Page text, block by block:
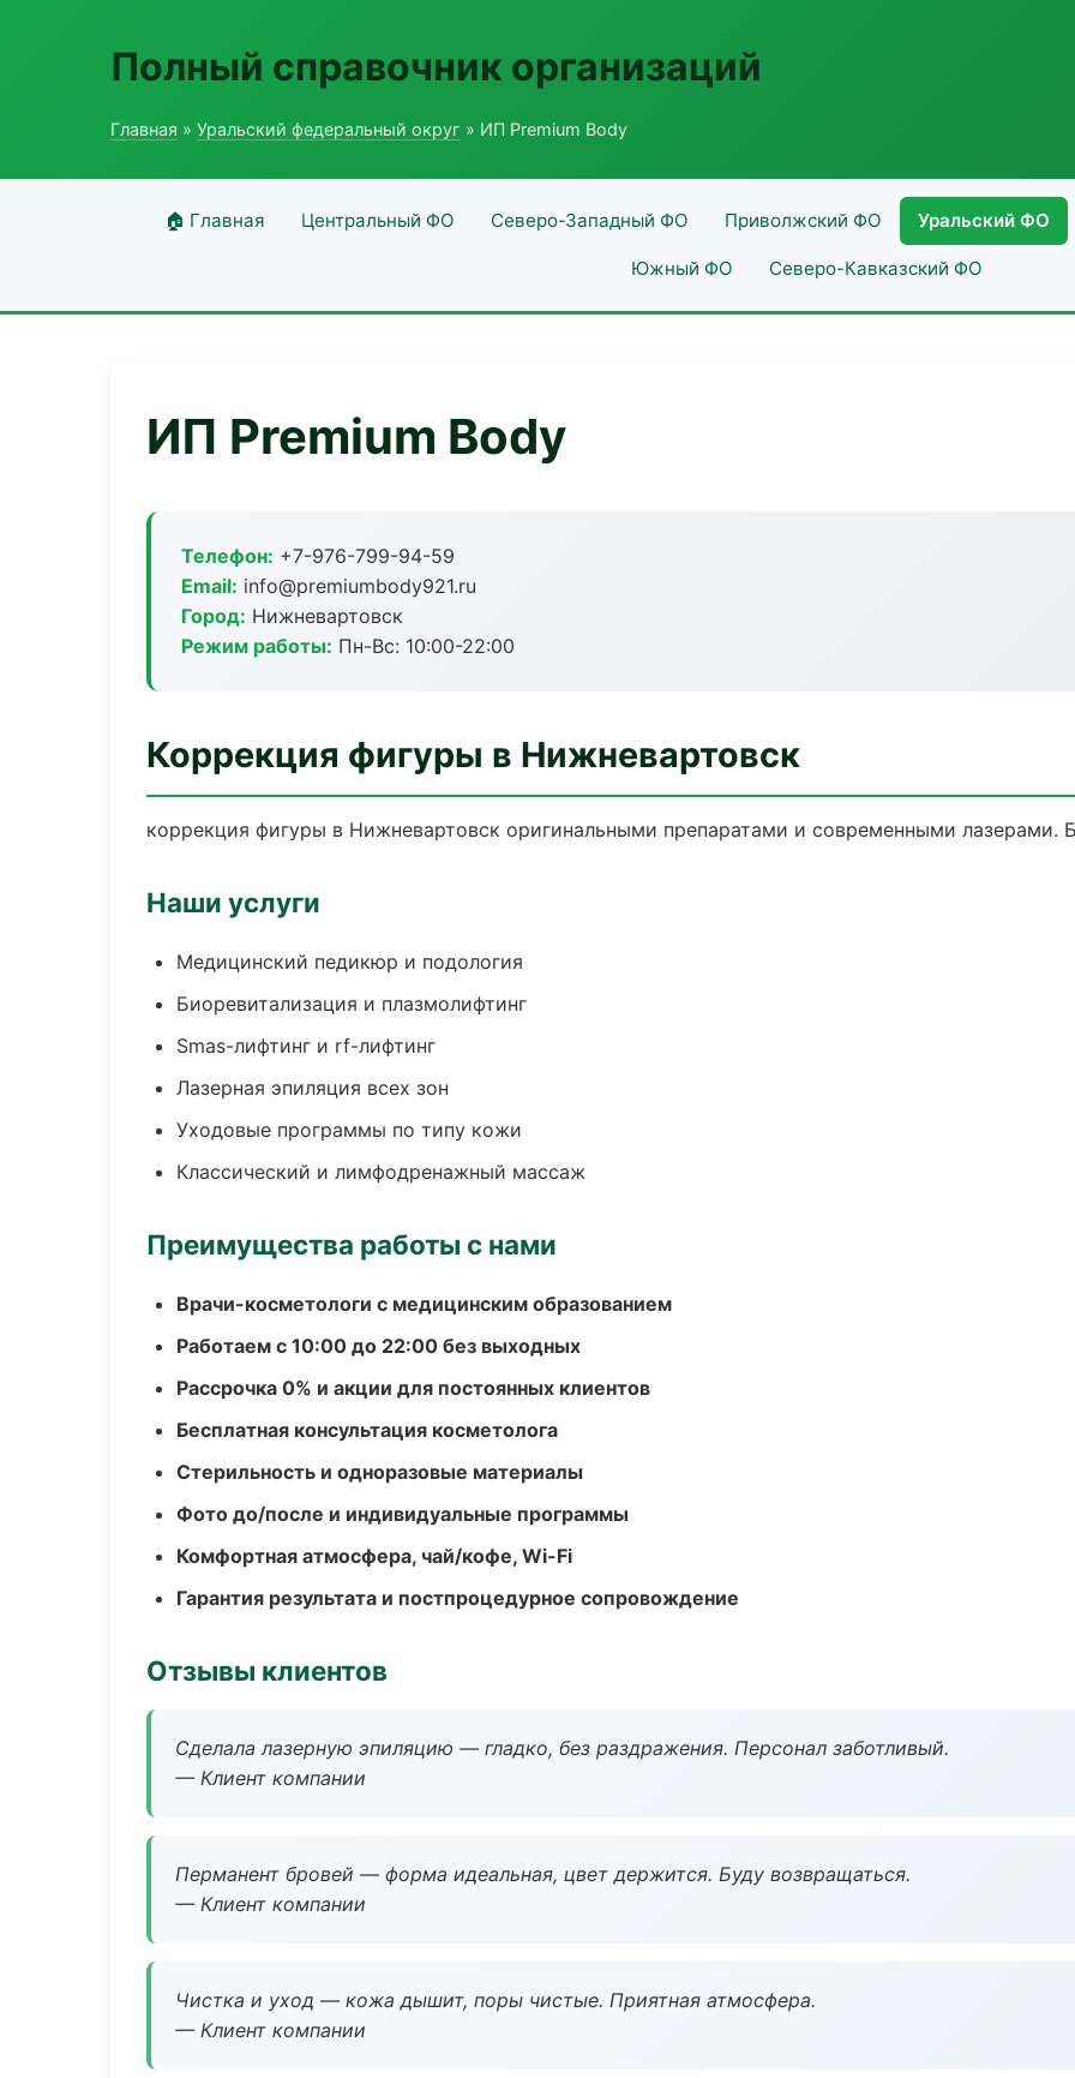
Полный справочник организаций
Главная » Уральский федеральный округ » ИП Premium Body
🏠 Главная Центральный ФО Северо-Западный ФО Приволжский ФО Уральский ФО
Южный ФО Северо-Кавказский ФО
ИП Premium Body
Телефон: +7-976-799-94-59
Email: info@premiumbody921.ru
Город: Нижневартовск
Режим работы: Пн-Вс: 10:00-22:00
Коррекция фигуры в Нижневартовск
коррекция фигуры в Нижневартовск оригинальными препаратами и современными лазерами.
Наши услуги
Медицинский педикюр и подология
Биоревитализация и плазмолифтинг
Smas-лифтинг и rf-лифтинг
Лазерная эпиляция всех зон
Уходовые программы по типу кожи
Классический и лимфодренажный массаж
Преимущества работы с нами
Врачи-косметологи с медицинским образованием
Работаем с 10:00 до 22:00 без выходных
Рассрочка 0% и акции для постоянных клиентов
Бесплатная консультация косметолога
Стерильность и одноразовые материалы
Фото до/после и индивидуальные программы
Комфортная атмосфера, чай/кофе, Wi-Fi
Гарантия результата и постпроцедурное сопровождение
Отзывы клиентов
Сделала лазерную эпиляцию — гладко, без раздражения. Персонал заботливый.
— Клиент компании
Перманент бровей — форма идеальная, цвет держится. Буду возвращаться.
— Клиент компании
Чистка и уход — кожа дышит, поры чистые. Приятная атмосфера.
— Клиент компании